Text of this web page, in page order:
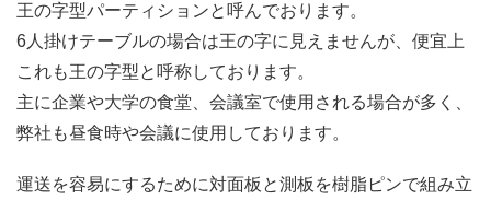
王の字型パーティションと呼んでおります。
6人掛けテーブルの場合は王の字に見えませんが、便宜上
これも王の字型と呼称しております。
主に企業や大学の食堂、会議室で使用される場合が多く、
弊社も昼食時や会議に使用しております。
運送を容易にするために対面板と測板を樹脂ピンで組み立